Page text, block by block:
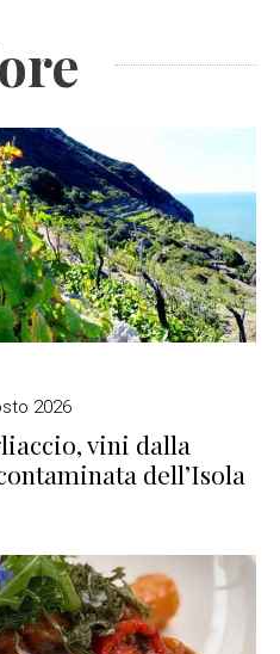
2026
vini dalla
dell’Isola